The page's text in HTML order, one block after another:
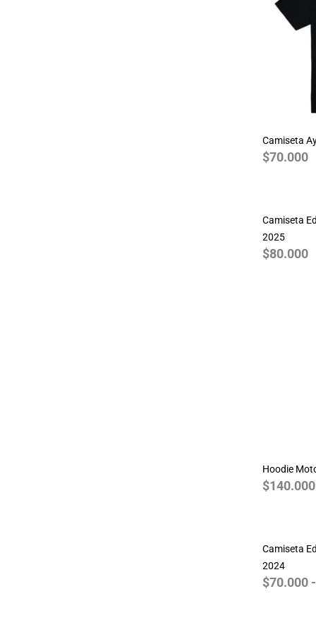
Camiseta
$70.000
Camiseta
2025
$80.000
Hoodie
$140.000
Camiseta
2024
$70.000 -